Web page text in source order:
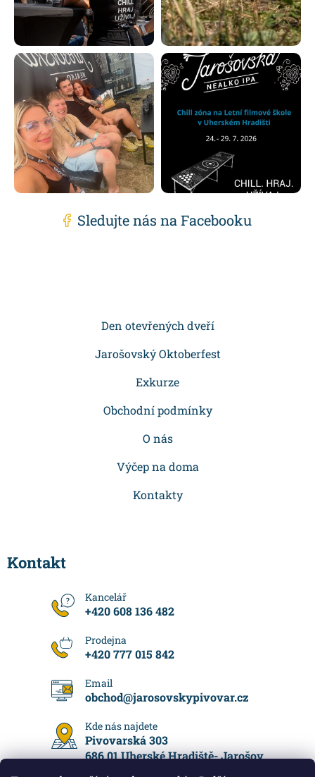
Sledujte nás na Facebooku
Den otevřených dveří
Jarošovský Oktoberfest
Exkurze
Obchodní podmínky
O nás
Výčep na doma
Kontakty
Kontakt
obchod@jarosovskypivovar.cz
+420 608 136 482
+420 777 015 842
Pivovarská 303
686 01 Uherské Hradiště- Jarošov